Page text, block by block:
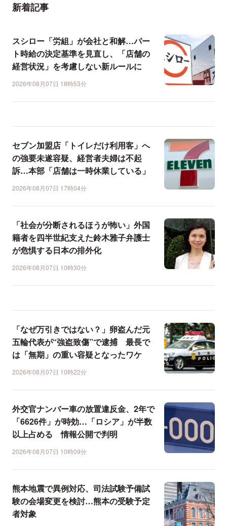
新着記事
スシロー「労組」が会社と和解…パー
ト時給の決定基準を見直し、「店舗の
経営状況」を考慮しない新ルールに
2026年08月07日 18時53分
セブン加盟店「トイレだけ利用客」へ
の強要未遂容疑、経営者夫婦は不起
訴…本部「店舗は一時休業している」
2026年08月07日 17時04分
「社会が分断されるほうが怖い」外国
籍者を四半世紀支えた鈴木雅子弁護士
が危惧する日本の排外化
2026年08月07日 10時30分
「なぜ万引きではない？」卵盗んだ元
五輪代表が“強盗致傷”で逮捕 最長で
は「無期」の重い容疑となったワケ
2026年08月07日 10時22分
外交官ナンバー車の放置違反金、2年で
「6626件」が時効…「ロシア」が半数
以上占める 情報公開で判明
2026年08月07日 10時09分
熊本地震で異例対応、司法試験予備試
験の会場変更を検討…熊本の受験予定
者対象